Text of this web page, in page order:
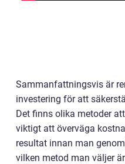
Sammanfattningsvis är
investering för att
Det finns olika metoder
viktigt att överväga
resultat innan man
vilken metod man väljer